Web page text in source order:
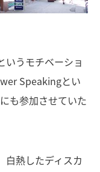
いうモチベーショ
Speakingとい
も参加させていた
白熱したディスカ